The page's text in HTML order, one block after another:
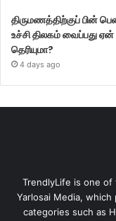
திருமணத்திற்குப் பின்
உச்சி திலகம் வைப்பது ஏன்
தெரியுமா?
4 days ago
TrendlyLife is one
Yarlosai Media,
categories such as